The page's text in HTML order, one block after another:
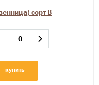
сорт В
купить